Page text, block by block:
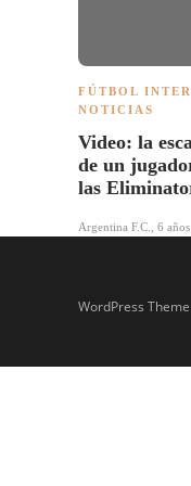
FÚTBOL
NOTICIAS
Video: la
de un
las
Argentina F.C. 6
WordPress